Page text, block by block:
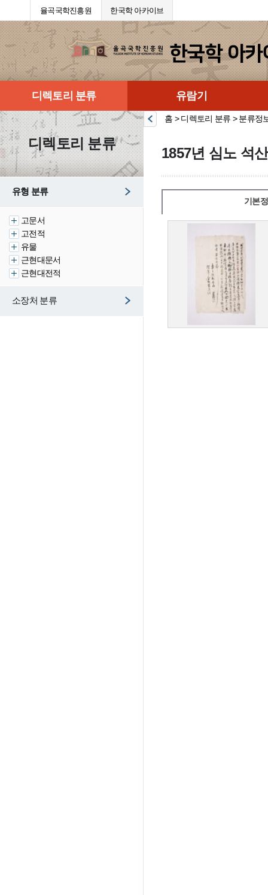
율곡국학진흥원 한국학 아카이브
디렉토리 분류 유람기
디렉토리 분류
유형 분류
고문서
고전적
유물
근현대문서
근현대전적
소장처 분류
홈 > 디렉토리 분류 > 분류정
1857년 심노 석
기본